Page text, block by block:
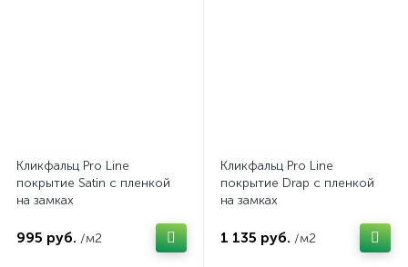
Кликфальц Pro Line
покрытие Satin с пленкой
на замках
995 руб. /м2
Кликфальц Pro Line
покрытие Drap с пленкой
на замках
1 135 руб. /м2